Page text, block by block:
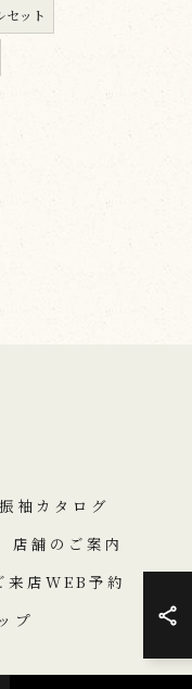
セット
振袖カタログ
店舗のご案内
来店WEB予約
プ